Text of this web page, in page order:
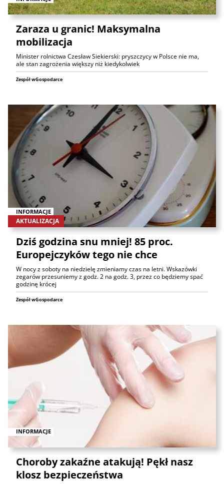
Zaraza u granic! Maksymalna
mobilizacja
Minister rolnictwa Czesław Siekierski: pryszczycy w Polsce nie ma,
ale stan zagrożenia większy niż kiedykolwiek
Zespół wGospodarce
INFORMACJE
AKTUALIZACJA
Dziś godzina snu mniej! 85 proc.
Europejczyków tego nie chce
W nocy z soboty na niedzielę zmieniamy czas na letni. Wskazówki
zegarów przesuniemy z godz. 2 na godz. 3, przez co będziemy spać
godzinę krócej
Zespół wGospodarce
INFORMACJE
Choroby zakaźne atakują! Pękł nasz
klosz bezpieczeństwa